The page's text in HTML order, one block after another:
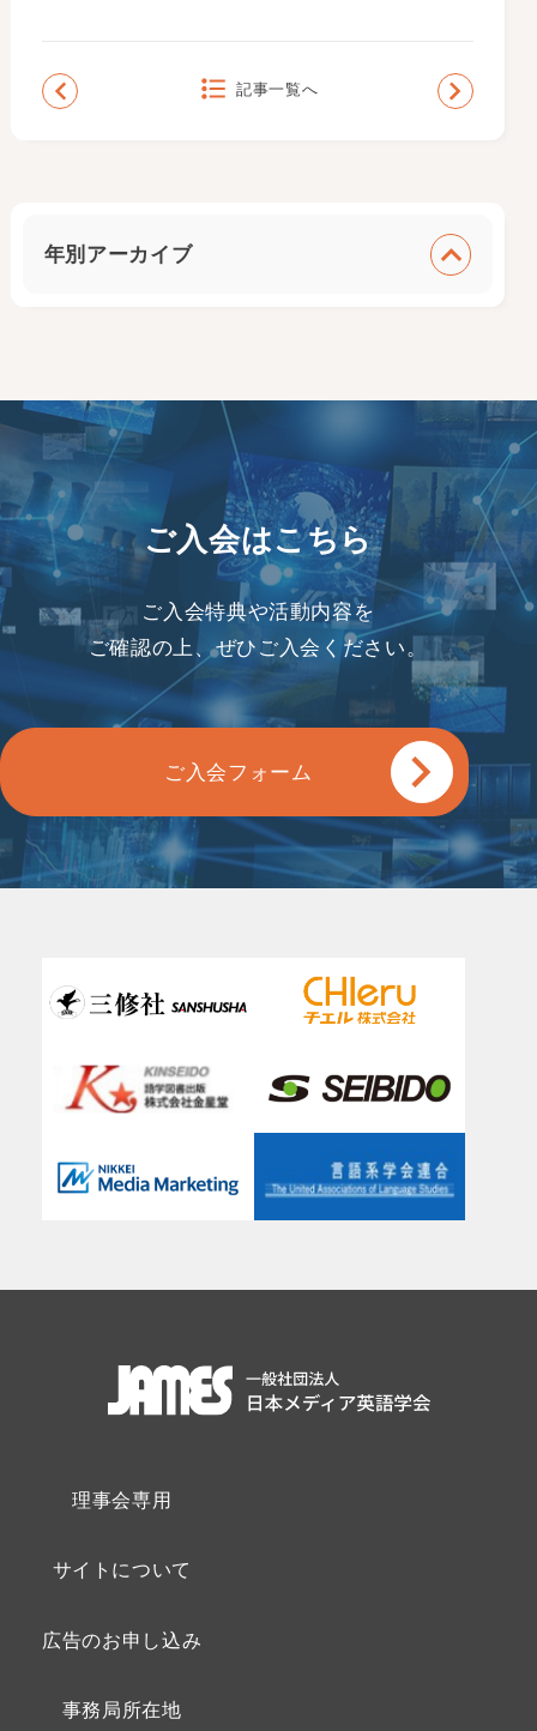
記事一覧へ
年別アーカイブ
ご入会はこちら
ご入会特典や活動内容を
ご確認の上、ぜひご入会ください。
ご入会フォーム
理事会専用
サイトについて
広告のお申し込み
事務局所在地